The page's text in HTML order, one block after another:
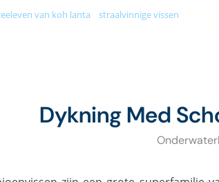
van koh lanta straalvinnige vissen
Dykning Med